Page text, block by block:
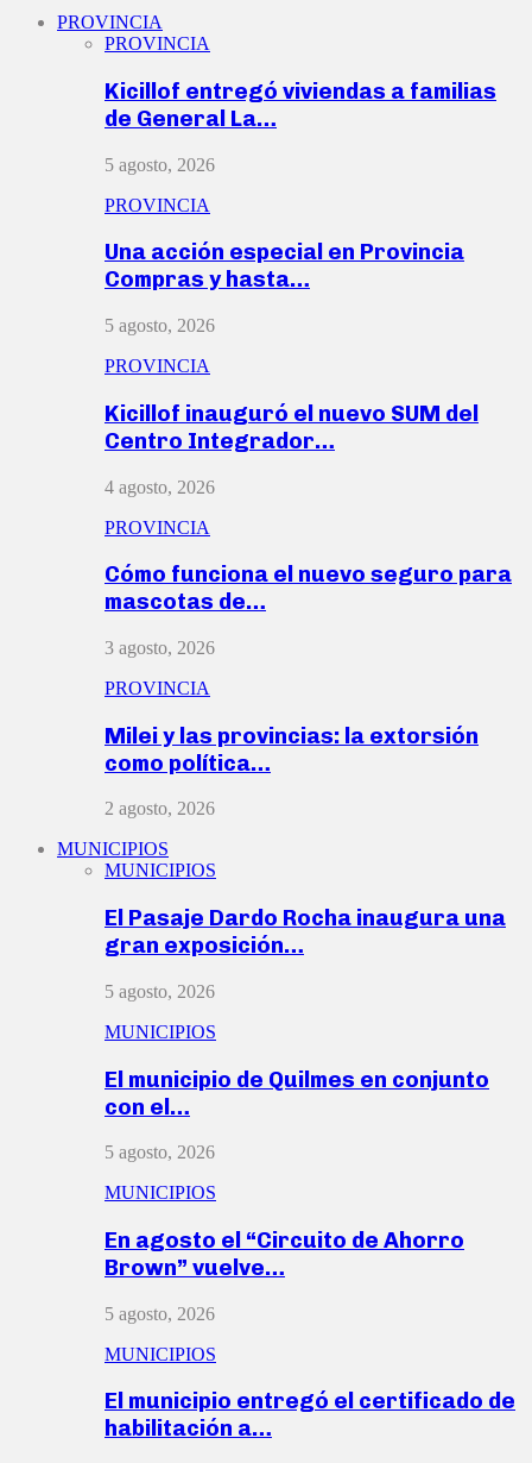
PROVINCIA
PROVINCIA
Kicillof entregó viviendas a familias
de General La…
5 agosto, 2026
PROVINCIA
Una acción especial en Provincia
Compras y hasta…
5 agosto, 2026
PROVINCIA
Kicillof inauguró el nuevo SUM del
Centro Integrador…
4 agosto, 2026
PROVINCIA
Cómo funciona el nuevo seguro para
mascotas de…
3 agosto, 2026
PROVINCIA
Milei y las provincias: la extorsión
como política…
2 agosto, 2026
MUNICIPIOS
MUNICIPIOS
El Pasaje Dardo Rocha inaugura una
gran exposición…
5 agosto, 2026
MUNICIPIOS
El municipio de Quilmes en conjunto
con el…
5 agosto, 2026
MUNICIPIOS
En agosto el “Circuito de Ahorro
Brown” vuelve…
5 agosto, 2026
MUNICIPIOS
El municipio entregó el certificado de
habilitación a…